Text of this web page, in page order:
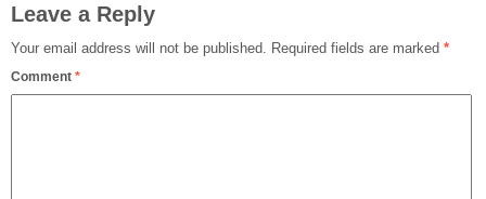
Leave a Reply
Your email address will not be published. Required fields are marked *
Comment *